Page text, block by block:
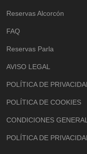
Reservas Alcorcón
FAQ
Reservas Parla
AVISO LEGAL
POLÍTICA DE
POLÍTICA DE COOKIES
CONDICIONES
POLÍTICA DE